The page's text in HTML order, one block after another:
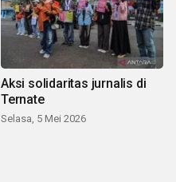
Aksi solidaritas jurnalis di
Ternate
Selasa, 5 Mei 2026